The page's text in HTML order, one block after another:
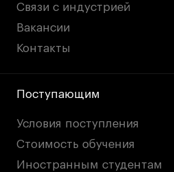
Связи с индустрией
Вакансии
Контакты
Поступающим
Условия поступления
Стоимость обучения
Иностранным студентам